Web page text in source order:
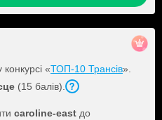
«ТОП-10 Трансів».
(15 балів).
caroline-east до